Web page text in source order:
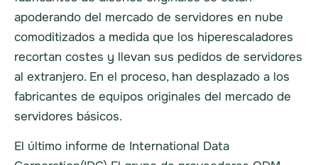
apoderando del mercado de servidores en nube
comoditizados a medida que los hiperescaladores
recortan costes y llevan sus pedidos de servidores
al extranjero. En el proceso, han desplazado a los
fabricantes de equipos originales del mercado de
servidores básicos.
El último informe de International Data